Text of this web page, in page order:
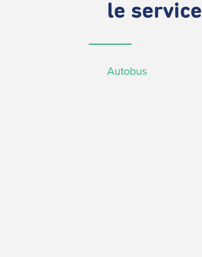
le service
Autobus